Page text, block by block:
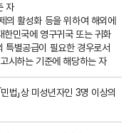
자
활성화 등을 위하여 해외에
한민국에 영구귀국 또는 귀화
특별공급이 필요한 경우로서
시하는 기준에 해당하는 자
법」상 미성년자인 3명 이상의